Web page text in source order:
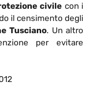
civile con i
il censimento degli
Tusciano. Un altro
per evitare